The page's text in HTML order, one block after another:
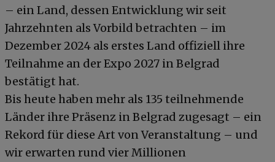
– ein Land, dessen Entwicklung wir seit
Jahrzehnten als Vorbild betrachten – im
Dezember 2024 als erstes Land offiziell ihre
Teilnahme an der Expo 2027 in Belgrad
bestätigt hat.
Bis heute haben mehr als 135 teilnehmende
Länder ihre Präsenz in Belgrad zugesagt – ein
Rekord für diese Art von Veranstaltung – und
wir erwarten rund vier Millionen